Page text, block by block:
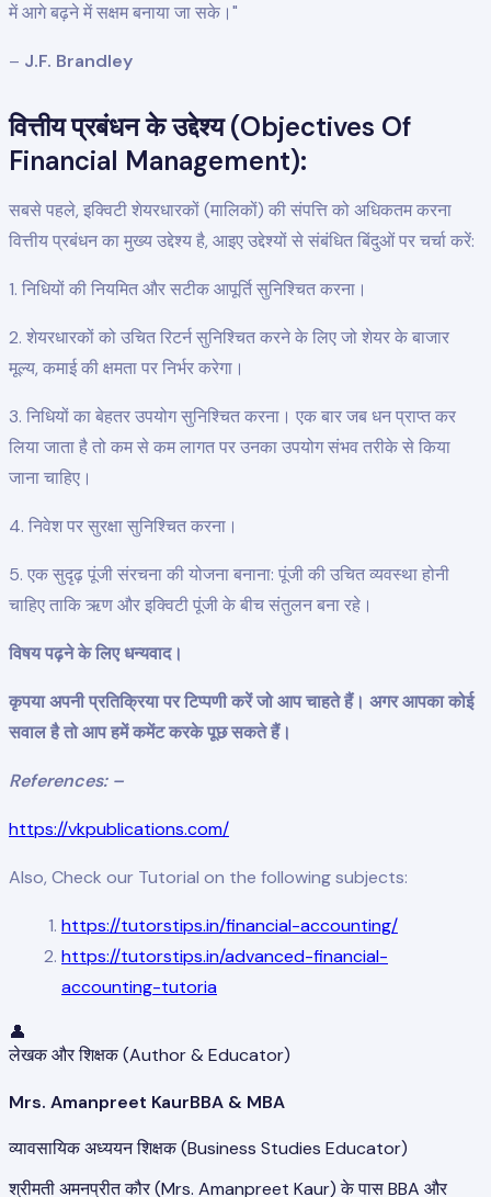
में आगे बढ़ने में सक्षम बनाया जा सके।"
– J.F. Brandley
वित्तीय प्रबंधन के उद्देश्य (Objectives Of
Financial Management):
सबसे पहले, इक्विटी शेयरधारकों (मालिकों) की संपत्ति को अधिकतम करना
वित्तीय प्रबंधन का मुख्य उद्देश्य है, आइए उद्देश्यों से संबंधित बिंदुओं पर चर्चा करें:
1. निधियों की नियमित और सटीक आपूर्ति सुनिश्चित करना।
2. शेयरधारकों को उचित रिटर्न सुनिश्चित करने के लिए जो शेयर के बाजार
मूल्य, कमाई की क्षमता पर निर्भर करेगा।
3. निधियों का बेहतर उपयोग सुनिश्चित करना। एक बार जब धन प्राप्त कर
लिया जाता है तो कम से कम लागत पर उनका उपयोग संभव तरीके से किया
जाना चाहिए।
4. निवेश पर सुरक्षा सुनिश्चित करना।
5. एक सुदृढ़ पूंजी संरचना की योजना बनाना: पूंजी की उचित व्यवस्था होनी
चाहिए ताकि ऋण और इक्विटी पूंजी के बीच संतुलन बना रहे।
विषय पढ़ने के लिए धन्यवाद।
कृपया अपनी प्रतिक्रिया पर टिप्पणी करें जो आप चाहते हैं। अगर आपका कोई
सवाल है तो आप हमें कमेंट करके पूछ सकते हैं।
References: –
https://vkpublications.com/
Also, Check our Tutorial on the following subjects:
https://tutorstips.in/financial-accounting/
https://tutorstips.in/advanced-financial-
accounting-tutoria
👤
लेखक और शिक्षक (Author & Educator)
Mrs. Amanpreet KaurBBA & MBA
व्यावसायिक अध्ययन शिक्षक (Business Studies Educator)
श्रीमती अमनप्रीत कौर (Mrs. Amanpreet Kaur) के पास BBA और